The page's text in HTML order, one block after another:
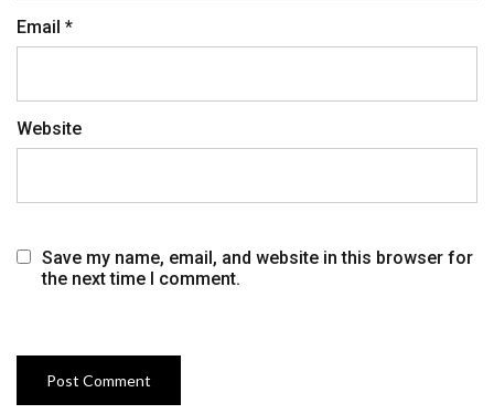
Email *
Website
Save my name, email, and website in this browser for
the next time I comment.